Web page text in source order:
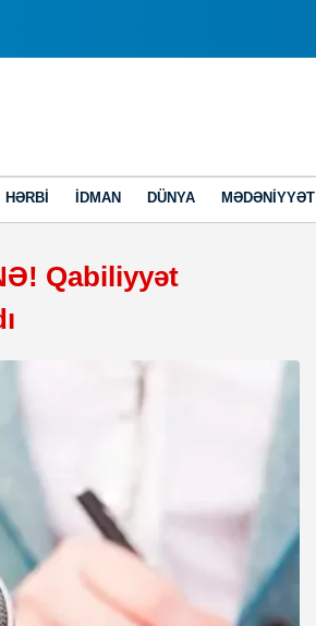
HƏRBI İDMAN DÜNYA MƏDƏNIYYƏT
Qabiliyyət